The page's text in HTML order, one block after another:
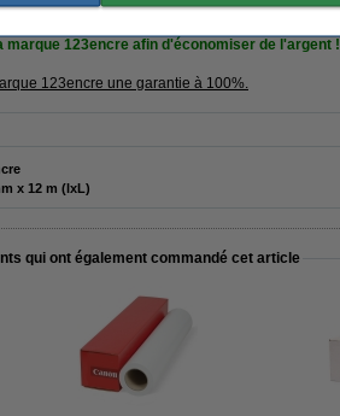
marque 123encre afin d'économiser de l'argent !
123encre une garantie à 100%.
610 mm x 12 m (lxL)
qui ont également commandé cet article